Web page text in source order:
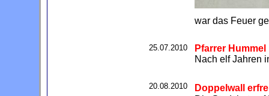
war das Feuer
25.07.2010
Pfarrer
Nach elf Jahren
20.08.2010
Doppelwall